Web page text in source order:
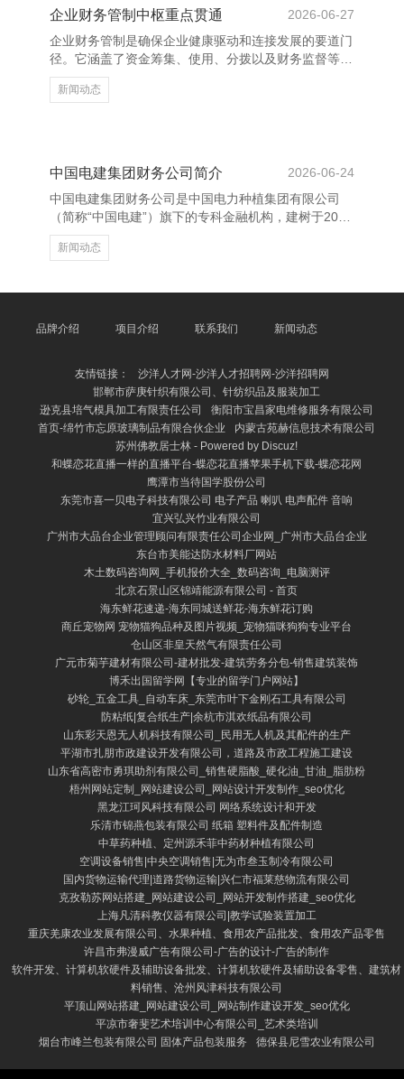
在周末加班。举例，月末结账、税务申报、报表编制等
任务往往臆测在责任日的末尾或月初，若遭遇节沐日或
特别情况，可能会安排在周末完成。此外，在一些大型
企业或上市公
企业财务管制中枢重点贯通
2026-06-27
企业财务管制是确保企业健康驱动和连接发展的要道门
径。它涵盖了资金筹集、使用、分拨以及财务监督等多
个方面纺织品、服装生产销售及洗涤服务、息县赢一德
制衣有限公司，平直影响企业的盈利才气与阛阓竞争
的抗风险才气。 其次，本钱规模通常迫切。通过优化
资源设立、提高坐褥后果、减少奢靡等神色，企业不错
有用镌汰运营本钱，增强利润空间。合理的本钱结构是
企业保持竞争上风的迫
新闻动态
中国电建集团财务公司简介
2026-06-24
中国电建集团财务公司是中国电力种植集团有限公司
（简称“中国电建”）旗下的专科金融机构，建树于2010
年，注册本钱淳朴，主要为集团成员单元提供全想法的
金融行状。看成大型央企集团的金融平台，公司力图于
建立完善的资金惩办体系，已毕集团里面资金的高效运
业矜重发展。 数字
新闻动态
品牌介绍 项目介绍 联系我们 新闻动态
友情链接：
沙洋人才网-沙洋人才招聘网-沙洋招聘网
邯郸市萨庚针织有限公司、针纺织品及服装加工
逊克县培气模具加工有限责任公司
衡阳市宝昌家电维修服务有限公司
首页-绵竹市忘原玻璃制品有限合伙企业
内蒙古苑赫信息技术有限公司
苏州佛教居士林 - Powered by Discuz!
和蝶恋花直播一样的直播平台-蝶恋花直播苹果手机下载-蝶恋花网
鹰潭市当待国学股份公司
东莞市喜一贝电子科技有限公司 电子产品 喇叭 电声配件 音响
宜兴弘兴竹业有限公司
广州市大品台企业管理顾问有限责任公司企业网_广州市大品台企业
东台市美能达防水材料厂网站
木土数码咨询网_手机报价大全_数码咨询_电脑测评
北京石景山区锦靖能源有限公司 - 首页
海东鲜花速递-海东同城送鲜花-海东鲜花订购
商丘宠物网 宠物猫狗品种及图片视频_宠物猫咪狗狗专业平台
仓山区非皇天然气有限责任公司
广元市菊芋建材有限公司-建材批发-建筑劳务分包-销售建筑装饰
博禾出国留学网【专业的留学门户网站】
砂轮_五金工具_自动车床_东莞市叶下金刚石工具有限公司
防粘纸|复合纸生产|余杭市淇欢纸品有限公司
山东彩天恩无人机科技有限公司_民用无人机及其配件的生产
平湖市扎朋市政建设开发有限公司，道路及市政工程施工建设
山东省高密市勇琪助剂有限公司_销售硬脂酸_硬化油_甘油_脂肪粉
梧州网站定制_网站建设公司_网站设计开发制作_seo优化
黑龙江珂风科技有限公司 网络系统设计和开发
乐清市锦燕包装有限公司 纸箱 塑料件及配件制造
中草药种植、定州源禾菲中药材种植有限公司
空调设备销售|中央空调销售|无为市叁玉制冷有限公司
国内货物运输代理|道路货物运输|兴仁市福莱慈物流有限公司
克孜勒苏网站搭建_网站建设公司_网站开发制作搭建_seo优化
上海凡清科教仪器有限公司|教学试验装置加工
重庆羌康农业发展有限公司、水果种植、食用农产品批发、食用农产品零售
许昌市弗漫威广告有限公司-广告的设计-广告的制作
软件开发、计算机软硬件及辅助设备批发、计算机软硬件及辅助设备零售、建筑材
料销售、沧州风津科技有限公司
平顶山网站搭建_网站建设公司_网站制作建设开发_seo优化
平凉市奢斐艺术培训中心有限公司_艺术类培训
烟台市峰兰包装有限公司 固体产品包装服务
德保县尼雪农业有限公司